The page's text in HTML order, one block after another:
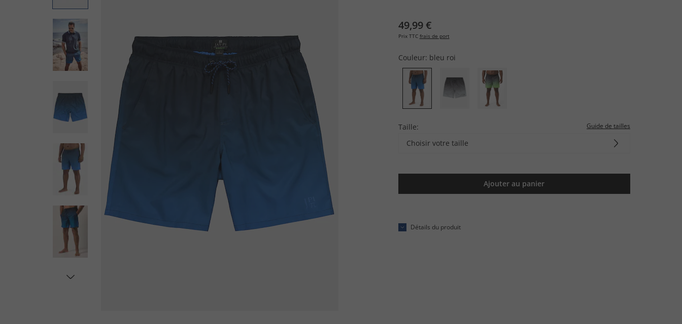
49,99 €
Prix TTC frais de port
Couleur: bleu roi
Taille: Guide de tailles
Choisir votre taille
Ajouter au panier
Détails du produit